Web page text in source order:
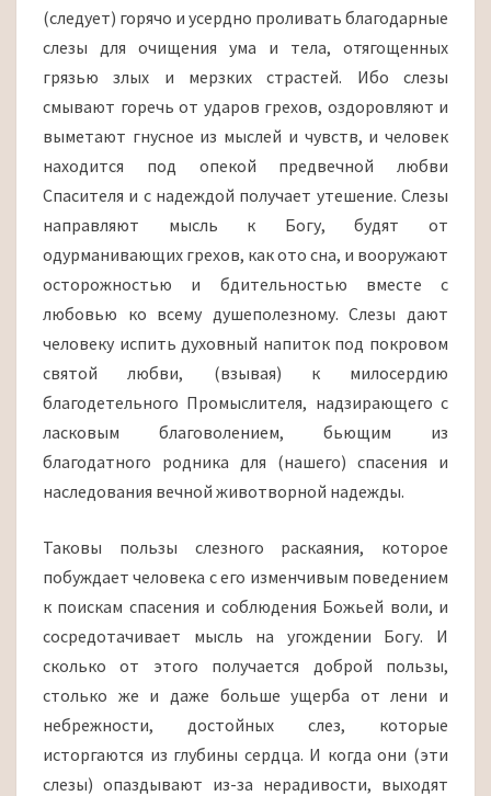
(следует) горячо и усердно проливать благодарные
слезы для очищения ума и тела, отягощенных
грязью злых и мерзких страстей. Ибо слезы
смывают горечь от ударов грехов, оздоровляют и
выметают гнусное из мыслей и чувств, и человек
находится под опекой предвечной любви
Спасителя и с надеждой получает утешение. Слезы
направляют мысль к Богу, будят от
одурманивающих грехов, как ото сна, и вооружают
осторожностью и бдительностью вместе с
любовью ко всему душеполезному. Слезы дают
человеку испить духовный напиток под покровом
святой любви, (взывая) к милосердию
благодетельного Промыслителя, надзирающего с
ласковым благоволением, бьющим из
благодатного родника для (нашего) спасения и
наследования вечной животворной надежды.
Таковы пользы слезного раскаяния, которое
побуждает человека с его изменчивым поведением
к поискам спасения и соблюдения Божьей воли, и
сосредотачивает мысль на угождении Богу. И
сколько от этого получается доброй пользы,
столько же и даже больше ущерба от лени и
небрежности, достойных слез, которые
исторгаются из глубины сердца. И когда они (эти
слезы) опаздывают из-за нерадивости, выходят